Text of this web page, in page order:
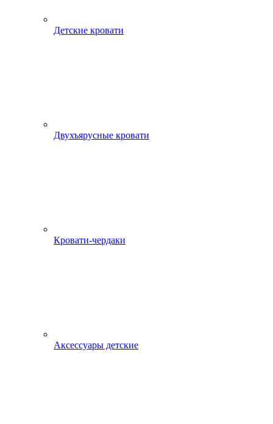
Детские кровати
Двухъярусные кровати
Кровати-чердаки
Аксессуары детские